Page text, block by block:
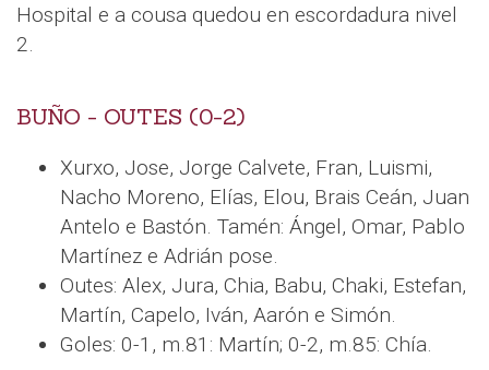
Hospital e a cousa quedou en escordadura nivel
2.
BUÑO - OUTES (0-2)
Xurxo, Jose, Jorge Calvete, Fran, Luismi,
Nacho Moreno, Elías, Elou, Brais Ceán, Juan
Antelo e Bastón. Tamén: Ángel, Omar, Pablo
Martínez e Adrián pose.
Outes: Alex, Jura, Chia, Babu, Chaki, Estefan,
Martín, Capelo, Iván, Aarón e Simón.
Goles: 0-1, m.81: Martín; 0-2, m.85: Chía.